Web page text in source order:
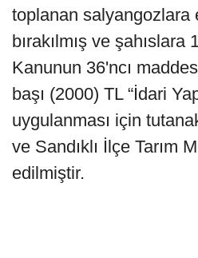
toplanan salyangozlara
bırakılmış ve şahıslara
Kanunun 36'ncı
başı (2000) TL “İdari
uygulanması için
ve Sandıklı İlçe Tarım
edilmiştir.